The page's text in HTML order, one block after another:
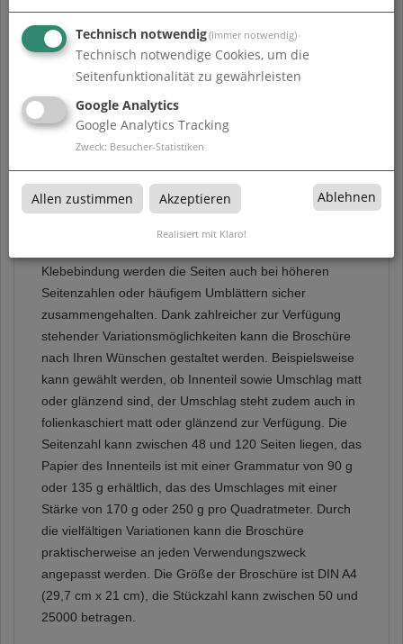
Beschreibung
Broschüren Klebebindung DIN A4
Die hochwertigen Broschüren von print.cologne in Köln
sind vielseitig einsetzbar und ideal um Ihr Unternehmen
Eine hochwertige Klebebindung sorgt dafür, dass die
Seiten sicher zusammengehalten werden. So gibt es
Klebebindung werden die Seiten auch bei höheren
Seitenzahlen oder häufigem Umblättern sicher
zusammengehalten. Dank zahlreicher zur Verfügung
stehender Variationsmöglichkeiten kann die Broschüre
nach Ihren Wünschen gestaltet werden. Beispielsweise
kann gewählt werden, ob Innenteil sowie Umschlag matt
oder glänzend sind, der Umschlag steht zudem auch in
folienkaschiert matt oder glänzend zur Verfügung. Die
Seitenzahl kann zwischen 48 und 120 Seiten liegen, das
Papier des Innenteils ist mit einer Grammatur von 90 g
oder 135 g erhältlich, das des Umschlages mit einer
Stärke von 170 g oder 250 g pro Quadratmeter. Durch
die vielfältigen Variationen kann die Broschüre
praktischerweise an jeden Verwendungszweck
angepasst werden. Die Größe der Broschüre ist DIN A4
(29,7 cm x 21 cm), die Stückzahl kann zwischen 50 und
25000 betragen.
Technisch notwendig(immer notwendig)
Technisch notwendige Cookies, um die
Seitenfunktionalität zu gewährleisten
Google Analytics
Google Analytics Tracking
Zweck: Besucher-Statistiken
Allen zustimmen Akzeptieren Ablehnen
Realisiert mit Klaro!